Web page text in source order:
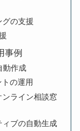
グの支援
事例
動作成
の運用
ライン相談窓
ブの自動生成